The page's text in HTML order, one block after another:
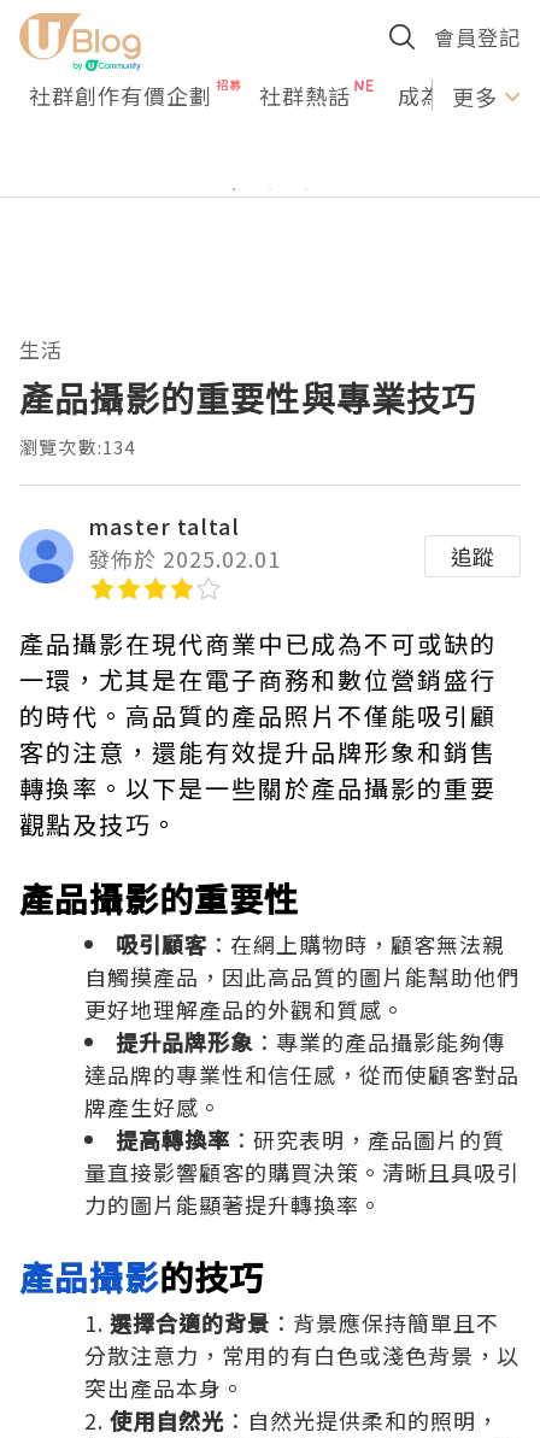
會員登記
社群創作有價企劃 社群熱話 成為U更多
生活
產品攝影的重要性與專業技巧
瀏覽次數:134
master taltal
發佈於 2025.02.01
追蹤
產品攝影在現代商業中已成為不可或缺的
一環，尤其是在電子商務和數位營銷盛行
的時代。高品質的產品照片不僅能吸引顧
客的注意，還能有效提升品牌形象和銷售
轉換率。以下是一些關於產品攝影的重要
觀點及技巧。
產品攝影的重要性
吸引顧客 ：在網上購物時，顧客無法親
自觸摸產品，因此高品質的圖片能幫助他們
更好地理解產品的外觀和質感。
提升品牌形象 ：專業的產品攝影能夠傳
達品牌的專業性和信任感，從而使顧客對品
牌產生好感。
提高轉換率 ：研究表明，產品圖片的質
量直接影響顧客的購買決策。清晰且具吸引
力的圖片能顯著提升轉換率。
產品攝影的技巧
選擇合適的背景 ：背景應保持簡單且不
分散注意力，常用的有白色或淺色背景，以
突出產品本身。
使用自然光 ：自然光提供柔和的照明，